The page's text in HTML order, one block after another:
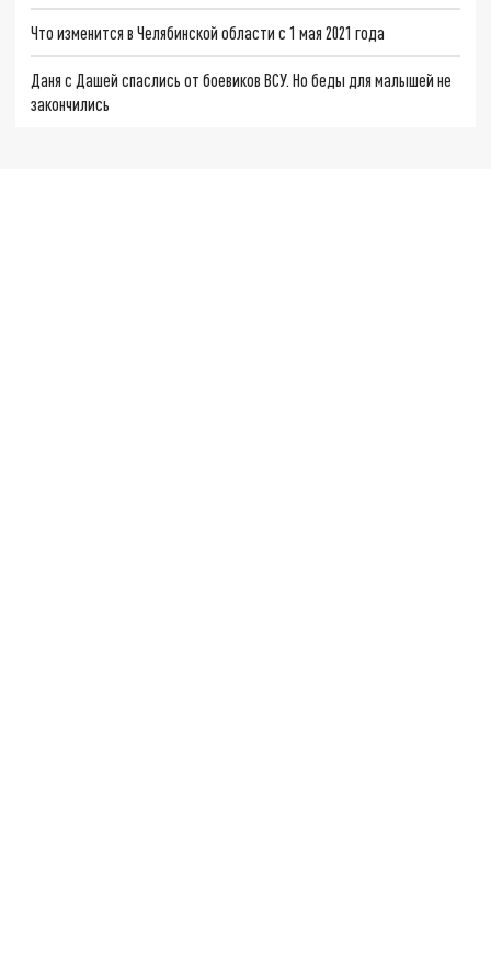
Что изменится в Челябинской области с 1 мая 2021 года
Даня с Дашей спаслись от боевиков ВСУ. Но беды для малышей не
закончились